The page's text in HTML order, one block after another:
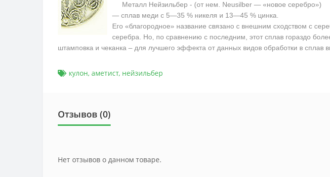
Металл Нейзильбер - (от нем. Neusilber — «новое серебро»)
— сплав меди с 5—35 % никеля и 13—45 % цинка.
Его «благородное» название связано с внешним сходством с
серебра. Но, по сравнению с последним, этот сплав гораздо
штамповка и чеканка – для лучшего эффекта от данных видов обработки в сплав
кулон, аметист, нейзильбер
Отзывов (0)
Нет отзывов о данном товаре.